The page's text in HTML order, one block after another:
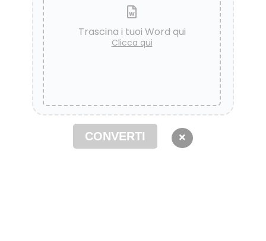
Trascina i tuoi Word qui
Clicca qui
CONVERTI